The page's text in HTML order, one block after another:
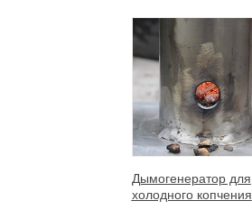
Дымогенератор для
холодного копчения